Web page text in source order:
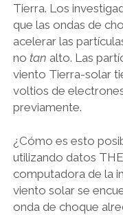
Tierra. Los
que las ondas de
acelerar las
no tan alto. Las
viento Tierra-solar
voltios de
previamente.
¿Cómo es esto
utilizando datos
computadora de la
viento solar se
onda de choque